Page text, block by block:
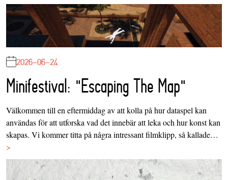
2026-06-24
Minifestival: "Escaping The Map"
Välkommen till en eftermiddag av att kolla på hur dataspel kan
användas för att utforska vad det innebär att leka och hur konst kan
skapas. Vi kommer titta på några intressant filmklipp, så kallade…
>